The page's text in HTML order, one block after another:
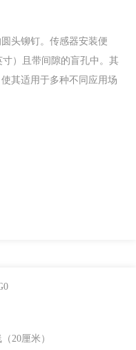
头铆钉。传感器安装便
）且带间隙的盲孔中。其
其适用于多种不同应用场
20厘米）